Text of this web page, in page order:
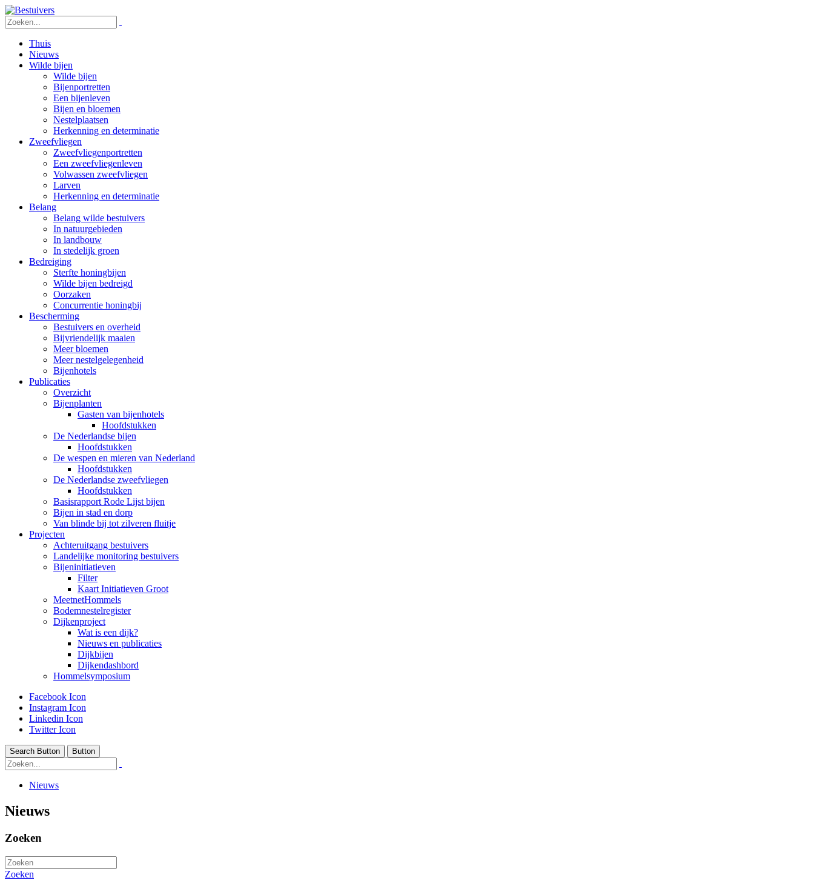
Thuis
Nieuws
Wilde bijen
Wilde bijen
Bijenportretten
Een bijenleven
Bijen en bloemen
Nestelplaatsen
Herkenning en determinatie
Zweefvliegen
Zweefvliegenportretten
Een zweefvliegenleven
Volwassen zweefvliegen
Larven
Herkenning en determinatie
Belang
Belang wilde bestuivers
In natuurgebieden
In landbouw
In stedelijk groen
Bedreiging
Sterfte honingbijen
Wilde bijen bedreigd
Oorzaken
Concurrentie honingbij
Bescherming
Bestuivers en overheid
Bijvriendelijk maaien
Meer bloemen
Meer nestelgelegenheid
Bijenhotels
Publicaties
Overzicht
Bijenplanten
Gasten van bijenhotels
Hoofdstukken
De Nederlandse bijen
Hoofdstukken
De wespen en mieren van Nederland
Hoofdstukken
De Nederlandse zweefvliegen
Hoofdstukken
Basisrapport Rode Lijst bijen
Bijen in stad en dorp
Van blinde bij tot zilveren fluitje
Projecten
Achteruitgang bestuivers
Landelijke monitoring bestuivers
Bijeninitiatieven
Filter
Kaart Initiatieven Groot
MeetnetHommels
Bodemnestelregister
Dijkenproject
Wat is een dijk?
Nieuws en publicaties
Dijkbijen
Dijkendashbord
Hommelsymposium
Facebook Icon
Instagram Icon
Linkedin Icon
Twitter Icon
Search Button Button
Nieuws
Nieuws
Zoeken
Zoeken